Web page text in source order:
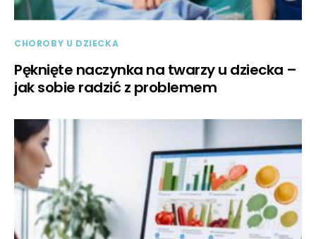
CHOROBY U DZIECKA
Pęknięte naczynka na twarzy u dziecka –
jak sobie radzić z problemem